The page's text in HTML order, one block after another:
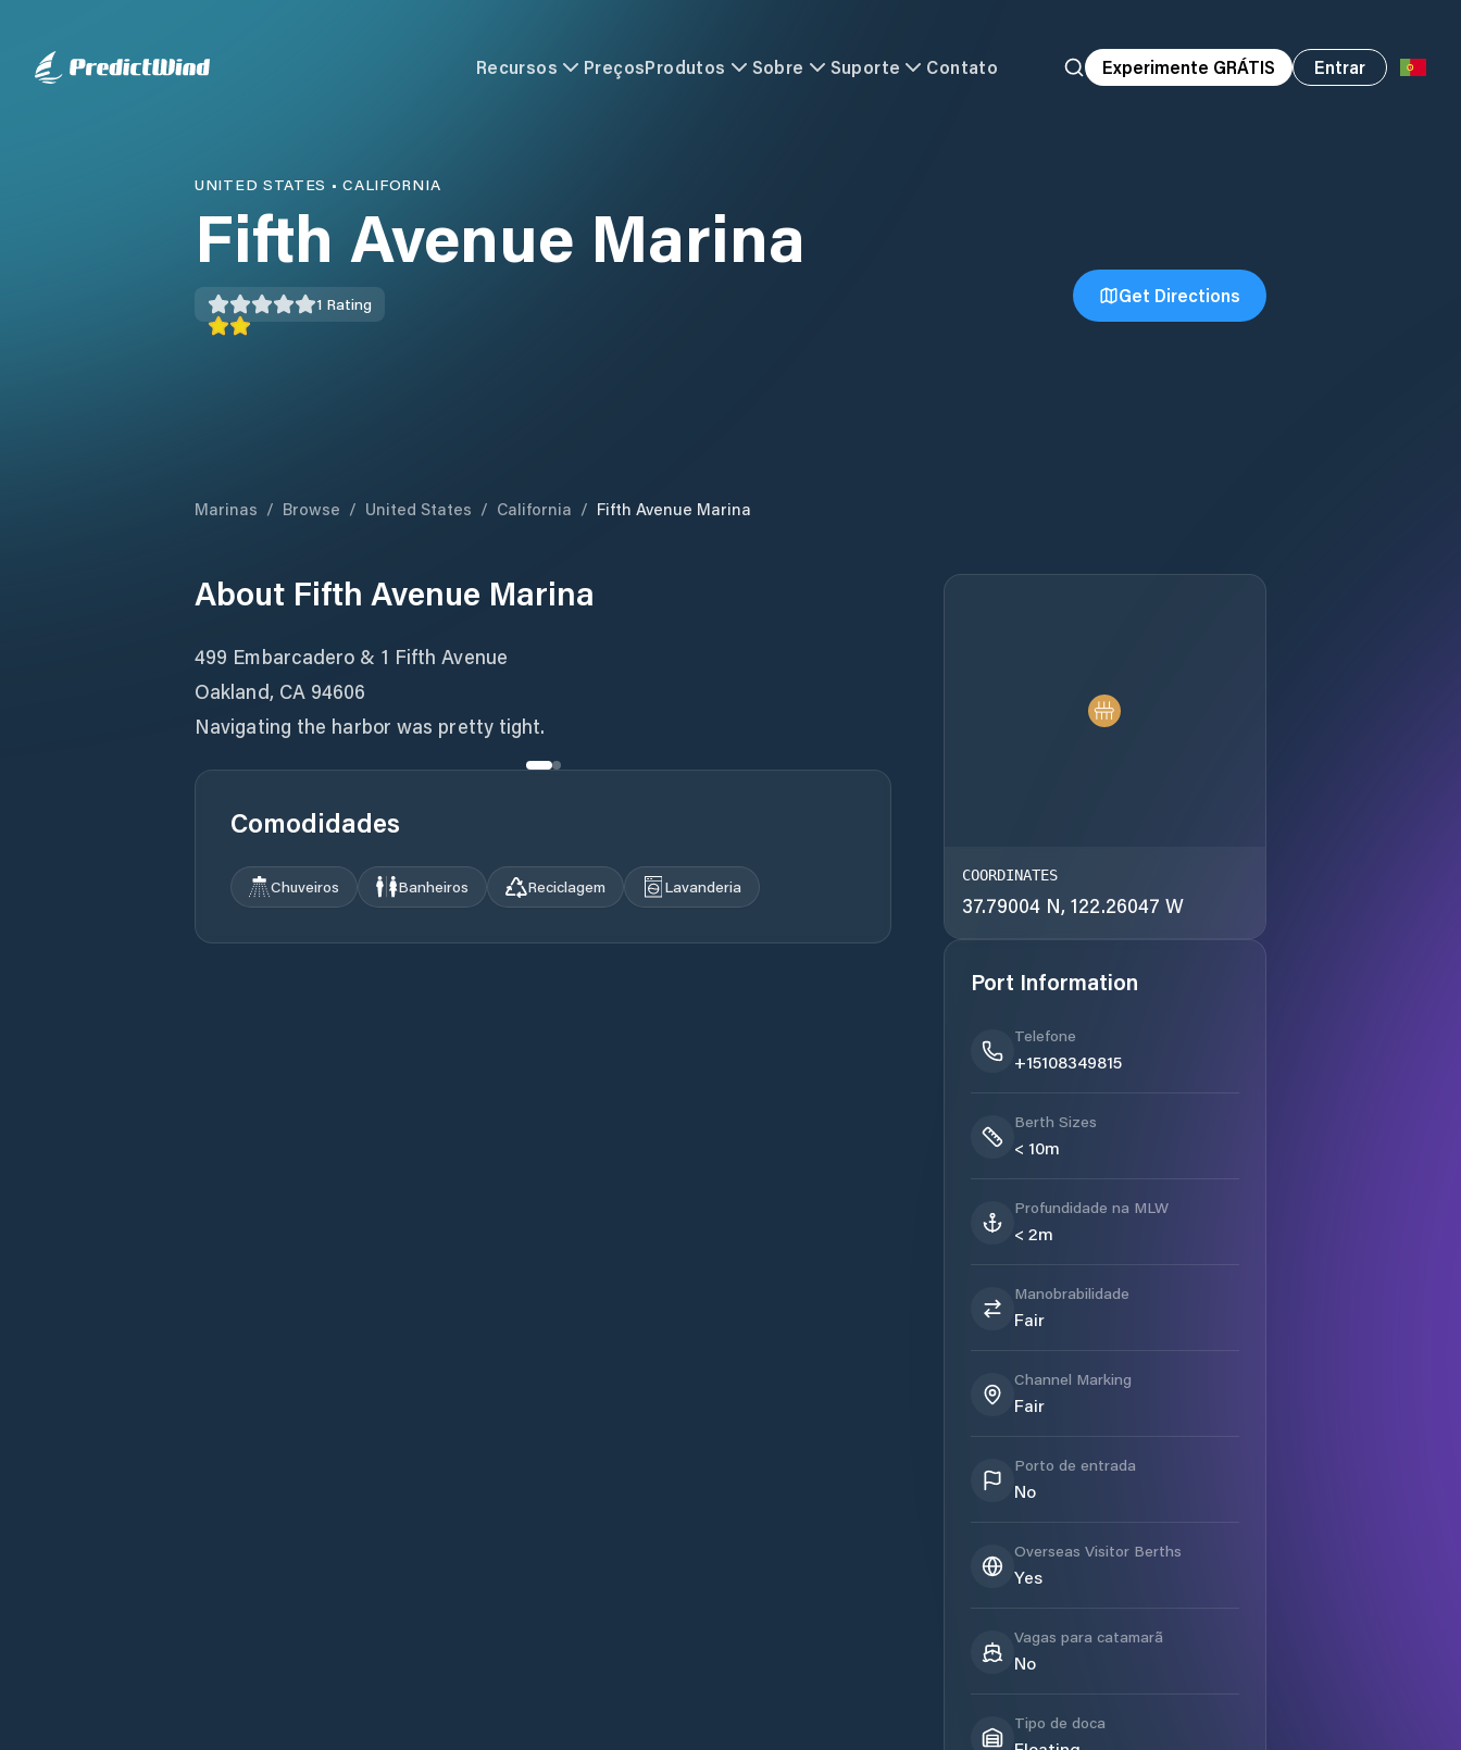
Recursos PreçosProdutos Sobre Suporte Contato Experimente GRÁTIS Entrar
UNITED STATES •CALIFORNIA
Fifth Avenue Marina
1 Rating Get Directions
Marinas / Browse / United States / California / Fifth Avenue Marina
About Fifth Avenue Marina
499 Embarcadero & 1 Fifth Avenue
Oakland, CA 94606
Navigating the harbor was pretty tight.
Comodidades
Chuveiros Banheiros Reciclagem Lavanderia
COORDINATES
37.79004 N, 122.26047 W
Port Information
Telefone
+15108349815
Berth Sizes
< 10m
Profundidade na MLW
< 2m
Manobrabilidade
Fair
Channel Marking
Fair
Porto de entrada
No
Overseas Visitor Berths
Yes
Vagas para catamarã
No
Tipo de doca